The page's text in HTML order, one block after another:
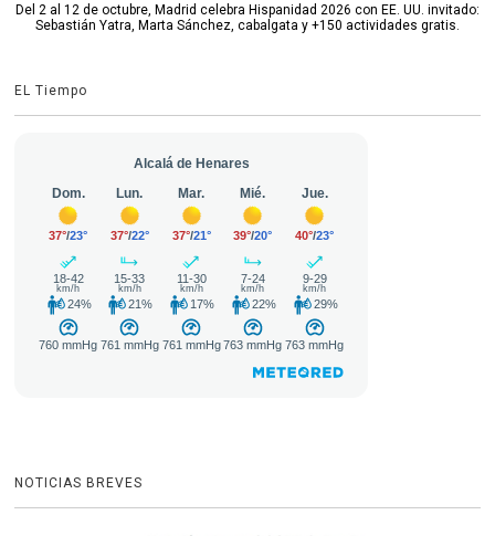
Del 2 al 12 de octubre, Madrid celebra Hispanidad 2026 con EE. UU. invitado:
Sebastián Yatra, Marta Sánchez, cabalgata y +150 actividades gratis.
EL Tiempo
NOTICIAS BREVES